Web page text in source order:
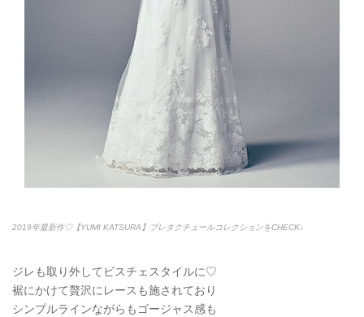
2019年最新作♡【YUMI KATSURA】プレタクチュールコレクションをCHECK♩
ジレも取り外してビスチェスタイルに♡
裾にかけて贅沢にレースも施されており
シンプルラインながらもゴージャス感も